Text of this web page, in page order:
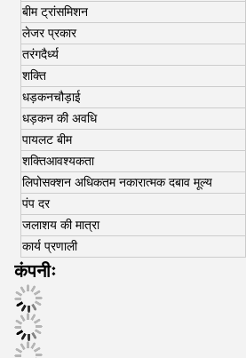
बीम ट्रांसमिशन
लेजर प्रकार
तरंगदैर्ध्य
शक्ति
धड़कनचौड़ाई
धड़कन की अवधि
पायलट बीम
शक्तिआवश्यकता
लिपोसक्शन अधिकतम नकारात्मक दबाव मूल्य
पंप दर
जलाशय की मात्रा
कार्य प्रणाली
कंपनीः